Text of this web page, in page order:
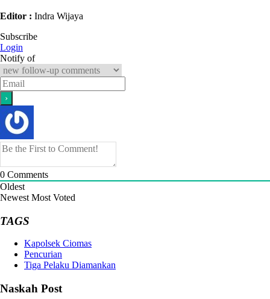
Editor : Indra Wijaya
Subscribe
Login
Notify of
0 Comments
Oldest
Newest Most Voted
TAGS
Kapolsek Ciomas
Pencurian
Tiga Pelaku Diamankan
Naskah Post